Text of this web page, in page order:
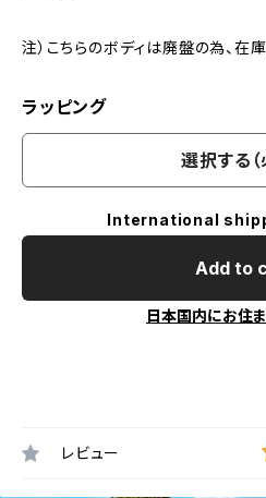
注）こちらのボディは廃盤の為、在
ラッピング
選択する（
International
Add to
日本国内にお住
レビュー